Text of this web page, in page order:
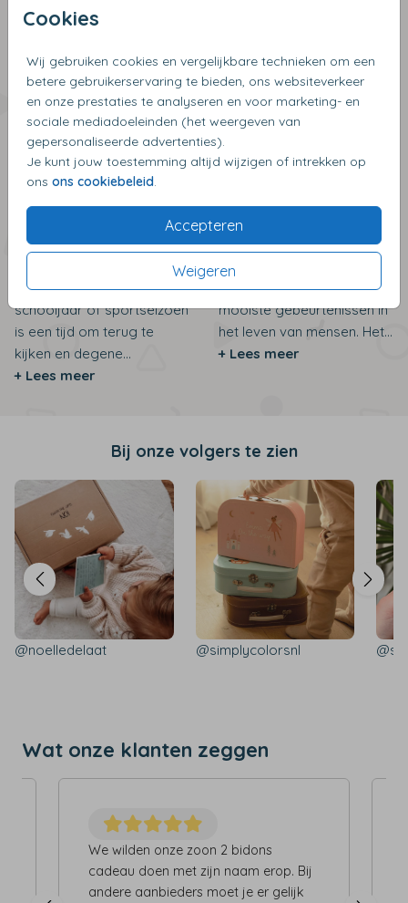
Cookies
Wij gebruiken cookies en vergelijkbare technieken om een
betere gebruikerservaring te bieden, ons websiteverkeer
en onze prestaties te analyseren en voor marketing- en
sociale mediadoeleinden (het weergeven van
gepersonaliseerde advertenties).
Je kunt jouw toestemming altijd wijzigen of intrekken op
ons ons cookiebeleid.
Accepteren
Weigeren
+ Lees meer
Bedankcadeautjes
voor juf en meester
Het einde van het
schooljaar of sportseizoen
is een tijd om terug te
kijken en degene...
+ Lees meer
Inspiratie voor
huwelijkscadeaus
Het huwelijk is een van de
mooiste gebeurtenissen in
het leven van mensen. Het...
+ Lees meer
Bij onze volgers te zien
@noelledelaat @simplycolorsnl
Wat onze klanten zeggen
We wilden onze zoon 2 bidons
cadeau doen met zijn naam erop. Bij
andere aanbieders moet je er gelijk